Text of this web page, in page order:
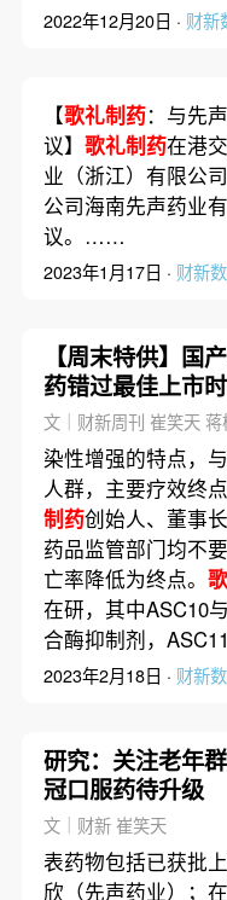
2022年12月20日 · 财新
【歌礼制药：与先
议】 歌礼制药在港
业（浙江）有限公
公司海南先声药业
议。……
2023年1月17日 · 财新
【周末特供】国
药错过最佳上市
发瓶颈何在？
文｜财新周刊 崔笑天
染性增强的特点，
人群，主要疗效终
制药创始人、董事
药品监管部门均不
亡率降低为终点。
在研，其中ASC10
合酶抑制剂，
2023年2月18日 · 财新
研究：关注老年
冠口服药待升级
文｜财新 崔笑天
表药物包括已获批
欣（先声药业）；